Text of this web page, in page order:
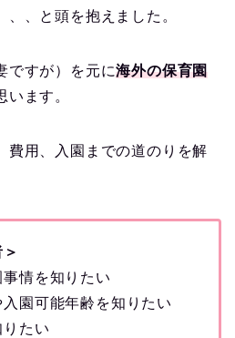
、と頭を抱えました。
ですが）を元に海外の保育園
ます。
費用、入園までの道のりを解
事情を知りたい
入園可能年齢を知りたい
りたい